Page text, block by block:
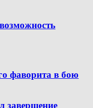
фаворита в бою
завершение